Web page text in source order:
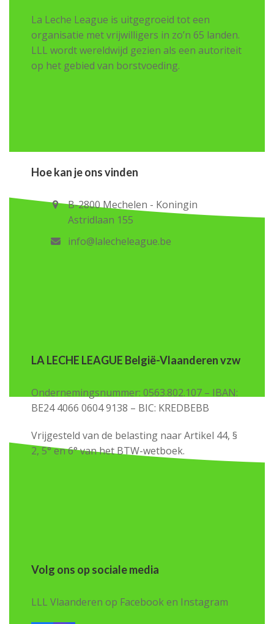
La Leche League is uitgegroeid tot een
organisatie met vrijwilligers in zo’n 65 landen.
LLL wordt wereldwijd gezien als een autoriteit
op het gebied van borstvoeding.
Hoe kan je ons vinden
B-2800 Mechelen - Koningin
Astridlaan 155
info@lalecheleague.be
LA LECHE LEAGUE België-Vlaanderen vzw
Ondernemingsnummer: 0563.802.107 – IBAN:
BE24 4066 0604 9138 – BIC: KREDBEBB
Vrijgesteld van de belasting naar Artikel 44, §
2, 5° en 6° van het BTW-wetboek.
Volg ons op sociale media
LLL Vlaanderen op Facebook en Instagram